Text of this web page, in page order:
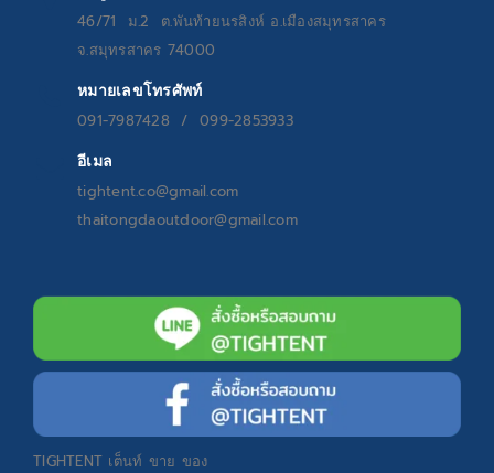
46/71 ม.2 ต.พันท้ายนรสิงห์ อ.เมืองสมุทรสาคร
จ.สมุทรสาคร 74000
หมายเลขโทรศัพท์
091-7987428 / 099-2853933
อีเมล
tightent.co@gmail.com
thaitongdaoutdoor@gmail.com
TIGHTENT เต็นท์ ขาย ของ